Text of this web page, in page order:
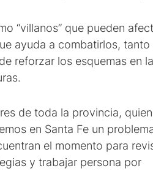
“villanos” que pueden
ayuda a combatirlos, tanto
reforzar los esquemas en
de toda la provincia,
en Santa Fe un
el momento para
y trabajar persona por